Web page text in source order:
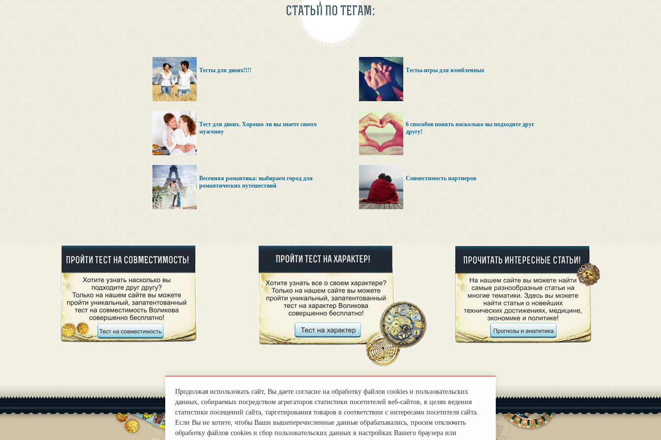
СТАТЬИ ПО ТЕГАМ:
Тесты для двоих!!!! Тесты-игры для влюбленных
Тест для двоих. Хорошо ли вы знаете своего
мужчину
6 способов понять насколько вы подходите друг
другу!
Весенняя романтика: выбираем город для
романтических путешествий
Совместимость партнеров
Продолжая использовать сайт, Вы даете согласие на обработку файлов cookies и пользовательских
данных, собираемых посредством агрегаторов статистики посетителей веб-сайтов, в целях ведения
статистики посещений сайта, таргетирования товаров в соответствии с интересами посетителя сайта.
Если Вы не хотите, чтобы Ваши вышеперечисленные данные обрабатывались, просим отключить
обработку файлов cookies и сбор пользовательских данных в настройках Вашего браузера или